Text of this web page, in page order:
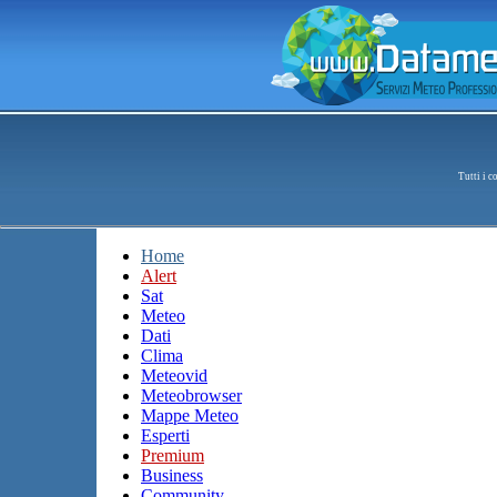
Tutti i
Home
Alert
Sat
Meteo
Dati
Clima
Meteovid
Meteobrowser
Mappe Meteo
Esperti
Premium
Business